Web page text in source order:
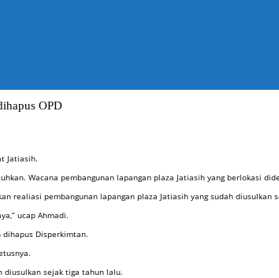
OPD
Jatiasih.
Wacana pembangunan lapangan plaza Jatiasih yang berlokasi
realiasi pembangunan lapangan plaza Jatiasih yang sudah diusulkan
ucap Ahmadi.
dihapus Disperkimtan.
diusulkan sejak tiga tahun lalu.